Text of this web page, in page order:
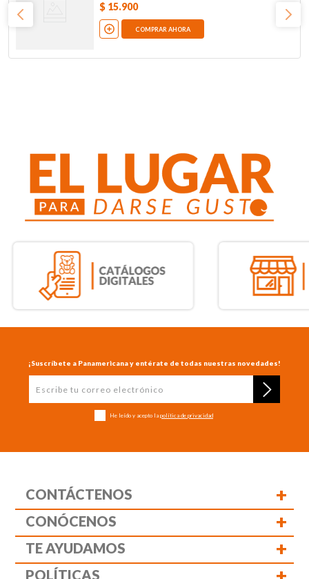
$ 15.900
COMPRAR AHORA
¡Suscríbete a Panamericana y entérate de todas nuestras novedades!
He leído y acepto la política de privacidad
CONTÁCTENOS +
CONÓCENOS +
TE AYUDAMOS +
POLÍTICAS